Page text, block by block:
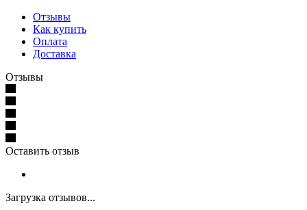
Отзывы
Как купить
Оплата
Доставка
Отзывы
Оставить отзыв
Загрузка отзывов...